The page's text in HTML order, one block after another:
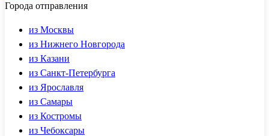
Города отправления
из Москвы
из Нижнего Новгорода
из Казани
из Санкт-Петербурга
из Ярославля
из Самары
из Костромы
из Чебоксары